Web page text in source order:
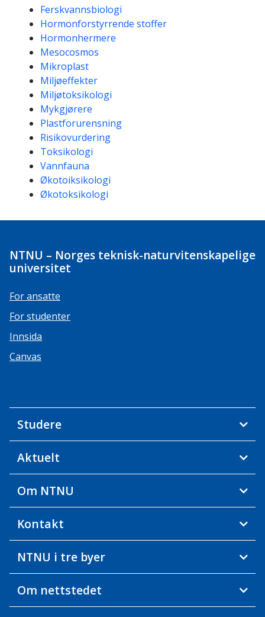
Kompetanseord
Ferskvannsbiologi
Hormonforstyrrende stoffer
Hormonhermere
Mesocosmos
Mikroplast
Miljøeffekter
Miljøtoksikologi
Mykgjørere
Plastforurensning
Risikovurdering
Toksikologi
Vannfauna
Økotoiksikologi
Økotoksikologi
NTNU – Norges teknisk-naturvitenskapelige
universitet
For ansatte
For studenter
Innsida
Canvas
Studere
Aktuelt
Om NTNU
Kontakt
NTNU i tre byer
Om nettstedet